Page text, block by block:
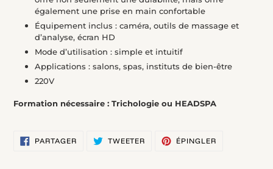
également une prise en main confortable
Équipement inclus : caméra, outils de massage et
d’analyse, écran HD
Mode d’utilisation : simple et intuitif
Applications : salons, spas, instituts de bien-être
220V
Formation nécessaire : Trichologie ou HEADSPA
PARTAGERPARTAGER
SUR
TWEETER TWEETER
SUR
ÉPINGLER